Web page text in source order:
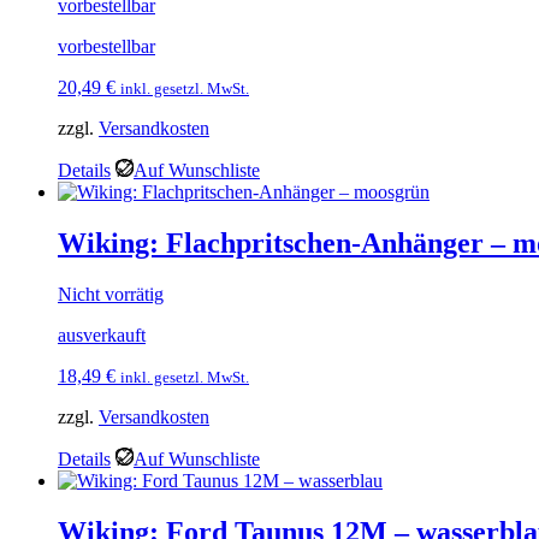
vorbestellbar
vorbestellbar
20,49 € inkl. gesetzl. MwSt.
zzgl. Versandkosten
Details Auf Wunschliste
Wiking: Flachpritschen-Anhänger –
Nicht vorrätig
ausverkauft
18,49 € inkl. gesetzl. MwSt.
zzgl. Versandkosten
Details Auf Wunschliste
Wiking: Ford Taunus 12M –